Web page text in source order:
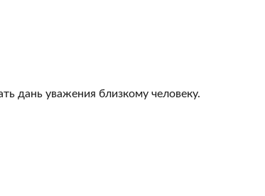
дань уважения близкому человеку.